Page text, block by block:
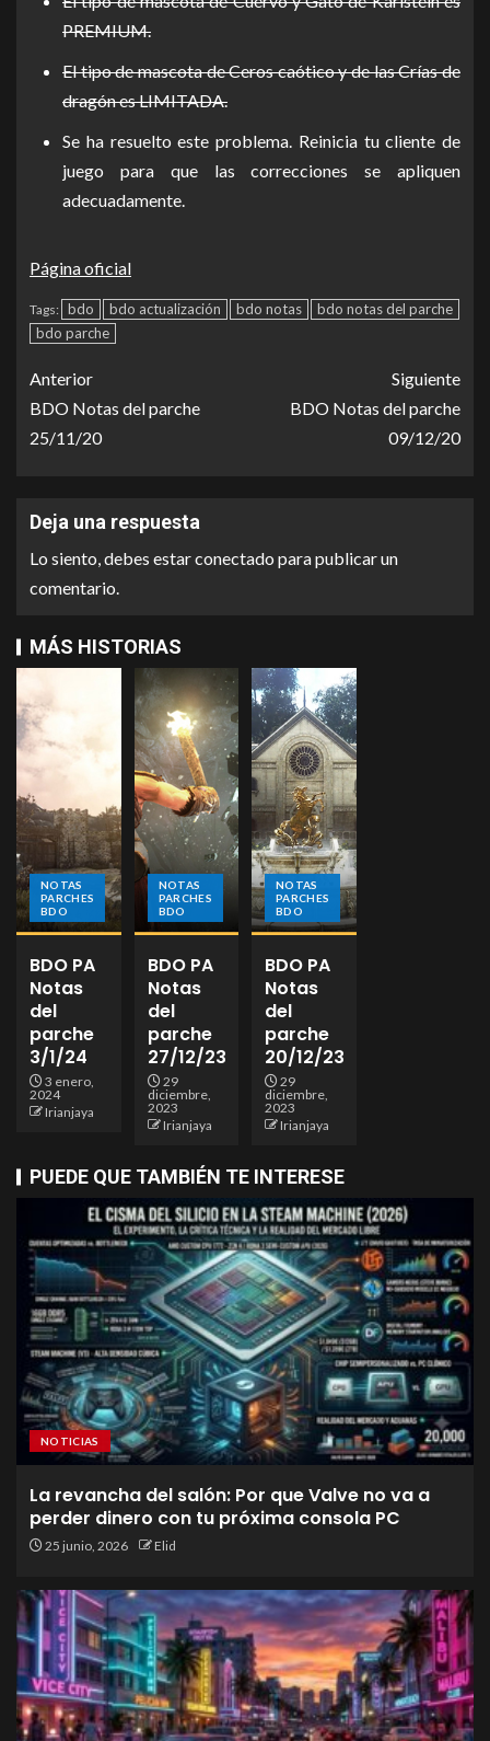
PREMIUM.
El tipo de mascota de Ceros caótico y de las Crías de
dragón es LIMITADA.
Se ha resuelto este problema. Reinicia tu cliente de
juego para que las correcciones se apliquen
adecuadamente.
Página oficial
Tags: bdo bdo actualización bdo notas
bdo notas del parche
bdo parche
Anterior
BDO Notas del parche
25/11/20
Siguiente
BDO Notas del parche
09/12/20
Deja una respuesta
Lo siento, debes estarconectado para publicar un
comentario.
MÁS HISTORIAS
NOTAS
PARCHES
BDO
BDO PA
Notas
del
parche
3/1/24
3 enero,
2024
Irianjaya
NOTAS
PARCHES
BDO
BDO PA
Notas
del
parche
27/12/23
29
diciembre,
2023
Irianjaya
NOTAS
PARCHES
BDO
BDO PA
Notas
del
parche
20/12/23
29
diciembre,
2023
Irianjaya
PUEDE QUE TAMBIÉN TE INTERESE
NOTICIAS
La revancha del salón: Por que Valve no va a
perder dinero con tu próxima consola PC
25 junio, 2026 Elid